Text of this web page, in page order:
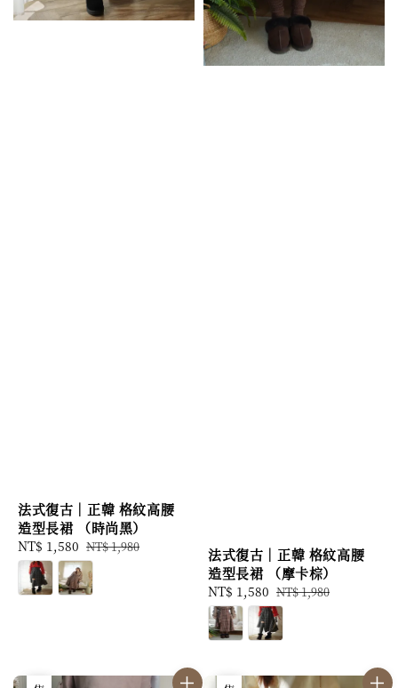
法式復古｜正韓 格紋高腰
造型長裙 （時尚黑）
Sale
price
NT$ 1,580 Regular
price
NT$ 1,980
法式復古｜正韓 格紋高腰
造型長裙 （摩卡棕）
Sale
price
NT$ 1,580 Regular
price
NT$ 1,980